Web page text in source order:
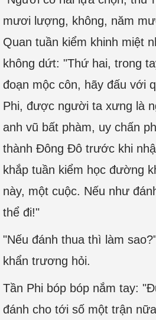
mươi lượng, không, năm
Quan tuần kiểm khinh miệt
không dứt: "Thứ hai, trong
đoạn mộc côn, hãy đấu với
Phi, được người ta xưng là
anh vũ bất phàm, uy chấn
thành Đông Đô trước khi
khắp tuần kiểm học đường
này, một cuộc. Nếu như
thể đi!"
"Nếu đánh thua thì làm
khẩn trương hỏi.
Tần Phi bóp bóp nắm tay:
đánh cho tới số một trận